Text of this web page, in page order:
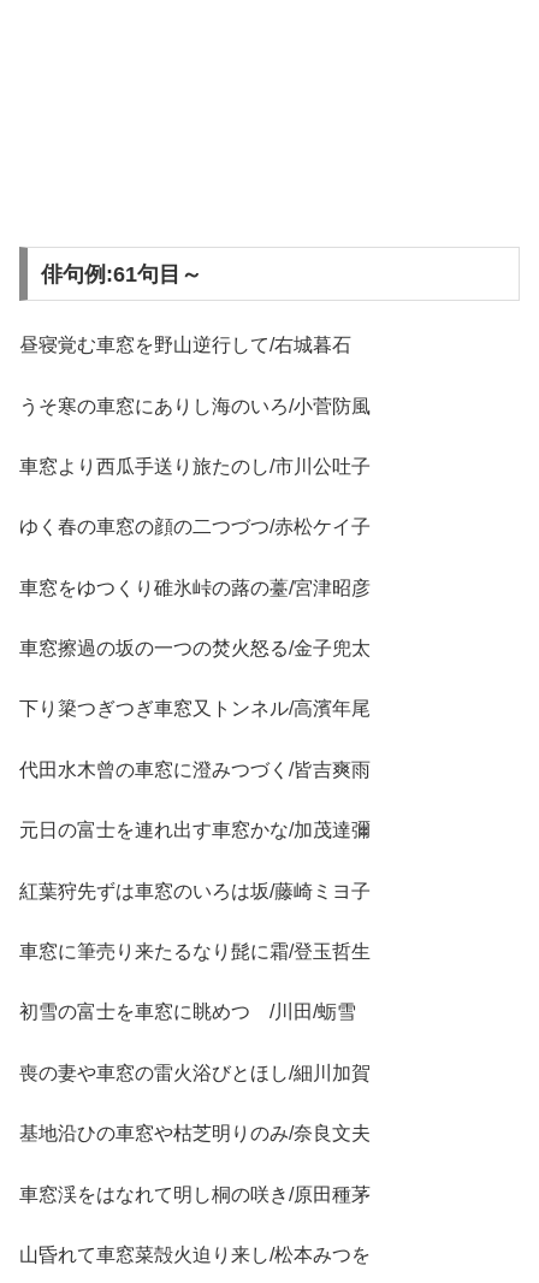
俳句例:61句目～
昼寝覚む車窓を野山逆行して/右城暮石
うそ寒の車窓にありし海のいろ/小菅防風
車窓より西瓜手送り旅たのし/市川公吐子
ゆく春の車窓の顔の二つづつ/赤松ケイ子
車窓をゆつくり碓氷峠の蕗の薹/宮津昭彦
車窓擦過の坂の一つの焚火怒る/金子兜太
下り簗つぎつぎ車窓又トンネル/高濱年尾
代田水木曾の車窓に澄みつづく/皆吉爽雨
元日の富士を連れ出す車窓かな/加茂達彌
紅葉狩先ずは車窓のいろは坂/藤崎ミヨ子
車窓に筆売り来たるなり髭に霜/登玉哲生
初雪の富士を車窓に眺めつゝ/川田/蛎雪
喪の妻や車窓の雷火浴びとほし/細川加賀
基地沿ひの車窓や枯芝明りのみ/奈良文夫
車窓渓をはなれて明し桐の咲き/原田種茅
山昏れて車窓菜殻火迫り来し/松本みつを